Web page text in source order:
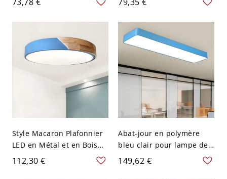
Moderne avec Abat-Jour
en Verre Blanc de Boule -
Encastrée Style Cartoon -
Bleu 110 V-120 V Blanc
Style Macaron Plafonnier
LED en Métal et en Bois
Luminaire Encastré
Circulaire pour Chambre -
112,30 €
Abat-jour en polymère
bleu clair pour lampe de
plafond en métal élégant,
1 lumière, 110V-120V,
149,62 €